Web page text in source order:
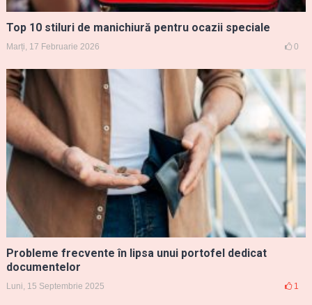
Top 10 stiluri de manichiură pentru ocazii speciale
Marți, 17 Februarie 2026 0
Probleme frecvente în lipsa unui portofel dedicat
documentelor
Luni, 15 Septembrie 2025 1